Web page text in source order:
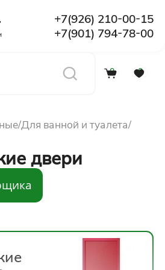
+7(926) 210-00-15
+7(901) 794-78-00
0 0
Для ванной и туалета
двери